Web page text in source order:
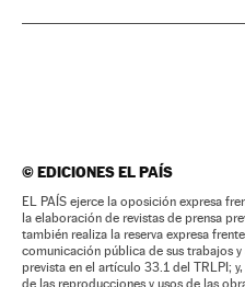
©EDICIONES EL PAÍS
EL PAÍS ejerce la oposición expresa
la elaboración de revistas de prensa
también realiza la reserva expresa
comunicación pública de sus trabajos
prevista en el artículo 33.1 del TRLPI;
de las reproducciones y usos de las